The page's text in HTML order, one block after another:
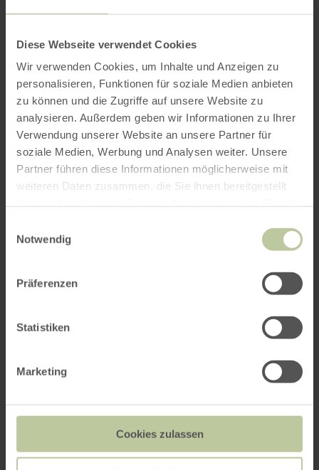
Diese Webseite verwendet Cookies
Wir verwenden Cookies, um Inhalte und Anzeigen zu
personalisieren, Funktionen für soziale Medien anbieten
zu können und die Zugriffe auf unsere Website zu
analysieren. Außerdem geben wir Informationen zu Ihrer
Verwendung unserer Website an unsere Partner für
soziale Medien, Werbung und Analysen weiter. Unsere
Partner führen diese Informationen möglicherweise mit
weiteren Daten zusammen, die Sie ihnen bereitgestellt
Notwendig
Präferenzen
Statistiken
Marketing
Cookies zulassen
per Google Maps
Get directions from:
PLAN THE ROUTE
You might also be interested